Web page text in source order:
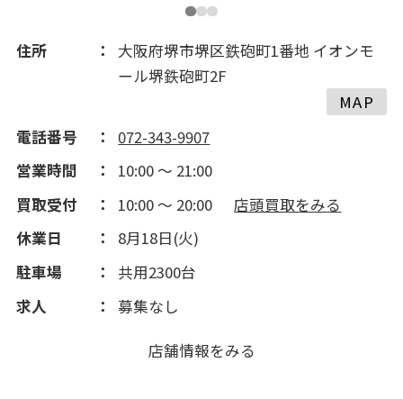
住所
大阪府堺市堺区鉄砲町1番地 イオンモ
ール堺鉄砲町2F
MAP
電話番号
072-343-9907
営業時間
10:00 ～ 21:00
買取受付
10:00 ～ 20:00
店頭買取をみる
休業日
8月18日(火)
駐車場
共用2300台
求人
募集なし
店舗情報をみる